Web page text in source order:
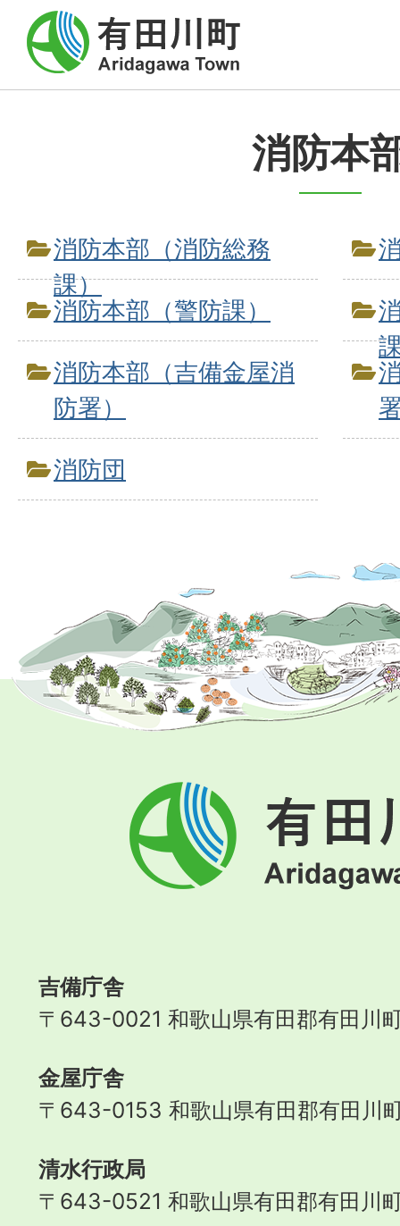
消防本
消防本部（消防総務
課）
消防本部（警防課）
消防本部（吉備金屋消
防署）
消防団
有
田
川
町
吉備庁舎
〒643-0021 和歌山県有田郡有田川
金屋庁舎
〒643-0153 和歌山県有田郡有田川
清水行政局
〒643-0521 和歌山県有田郡有田川